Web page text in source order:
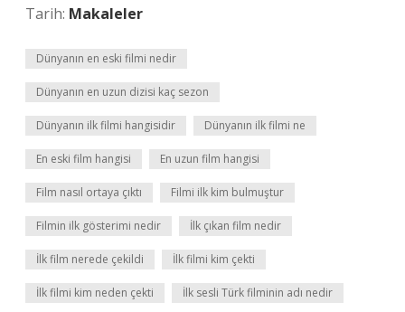
Tarih: Makaleler
Dünyanın en eski filmi nedir
Dünyanın en uzun dizisi kaç sezon
Dünyanın ilk filmi hangisidir Dünyanın ilk filmi ne
En eski film hangisi En uzun film hangisi
Film nasıl ortaya çıktı Filmi ilk kim bulmuştur
Filmin ilk gösterimi nedir İlk çıkan film nedir
İlk film nerede çekildi İlk filmi kim çekti
İlk filmi kim neden çekti İlk sesli Türk filminin adı nedir